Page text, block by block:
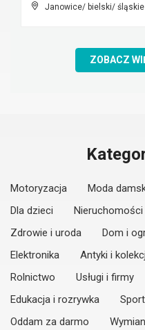
Janowice/ bielski/ śląskie
ZOBACZ
Motoryzacja Moda
Dla dzieci
Nieruchomości
Zdrowie i uroda
Dom i
Elektronika
Antyki i
Rolnictwo
Usługi i firmy
Edukacja i rozrywka
Oddam za darmo